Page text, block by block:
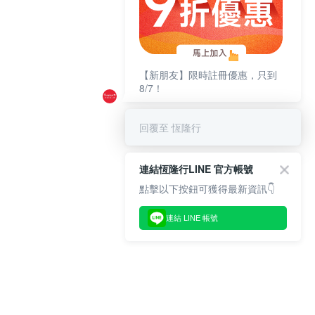
【新朋友】限時註冊優惠，只到
8/7！
回覆至 恆隆行
連結恆隆行LINE 官方帳號
點擊以下按鈕可獲得最新資訊👇
連結 LINE 帳號